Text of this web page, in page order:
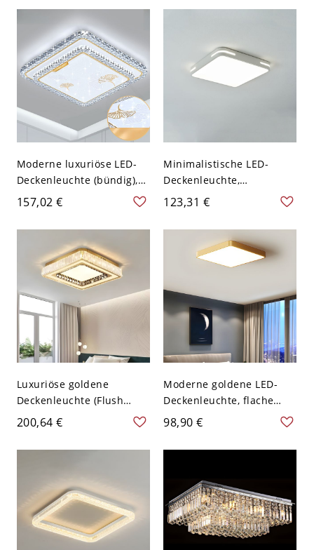
Blau 110V-120V Quadrat
flachem Mesh-Design -
Moderne luxuriöse LED-
Deckenleuchte (bündig),
kristallähnliche
Acrylleuchte mit goldenen
Akzenten und Ginkgo-
Blatt-Design - 110V-120V
50,8 cm Quadrat
157,02 €
Minimalistische LED-
Deckenleuchte,
ultraschlanke, flache
Leuchte mit seitlichen
Akzenten - Weiß 110V-
120V 30,48 cm Quadrat
123,31 €
Luxuriöse goldene
Deckenleuchte (Flush
Mount), K9-Kristall-LED-
Leuchte mit einstellbarer
Farbtemperatur für
Eingangsbereich -
Quadrat Weißlicht 110V-
120V
200,64 €
Moderne goldene LED-
Deckenleuchte, flache
Deckenlampe (Flush
Mount) mit dimmbarem
Licht von warm bis kalt -
Weißlicht
98,90 €